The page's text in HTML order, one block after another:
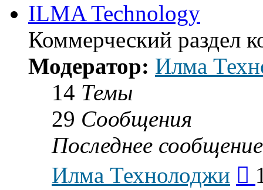
ILMA Technology
Коммерческий раздел
Модератор: Илма
14 Темы
29 Сообщения
Последнее сообщение
Илма Технолоджи